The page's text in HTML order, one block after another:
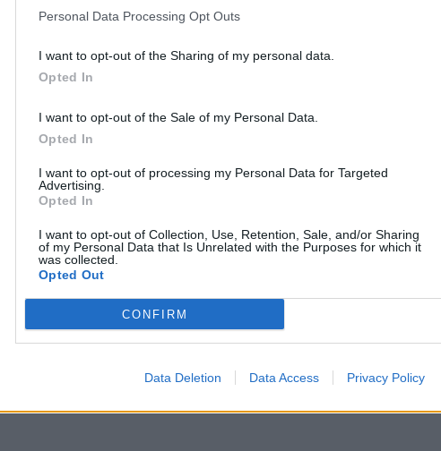
Personal Data Processing Opt Outs
I want to opt-out of the Sharing of my personal data.
Opted In
I want to opt-out of the Sale of my Personal Data.
Opted In
I want to opt-out of processing my Personal Data for Targeted
Advertising.
Opted In
I want to opt-out of Collection, Use, Retention, Sale, and/or Sharing
of my Personal Data that Is Unrelated with the Purposes for which it
was collected.
Opted Out
CONFIRM
Data Deletion Data Access Privacy Policy